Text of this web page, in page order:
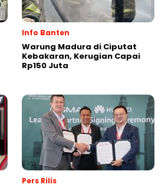
Info Banten
Warung Madura di Ciputat
Kebakaran, Kerugian Capai
Rp150 Juta
Pers Rilis